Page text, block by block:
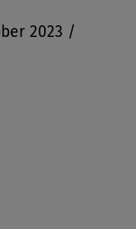
2023 /